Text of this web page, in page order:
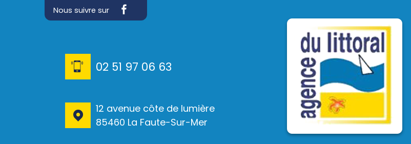
Nous suivre sur
02 51 97 06 63
12 avenue côte de lumière
85460 La Faute-Sur-Mer